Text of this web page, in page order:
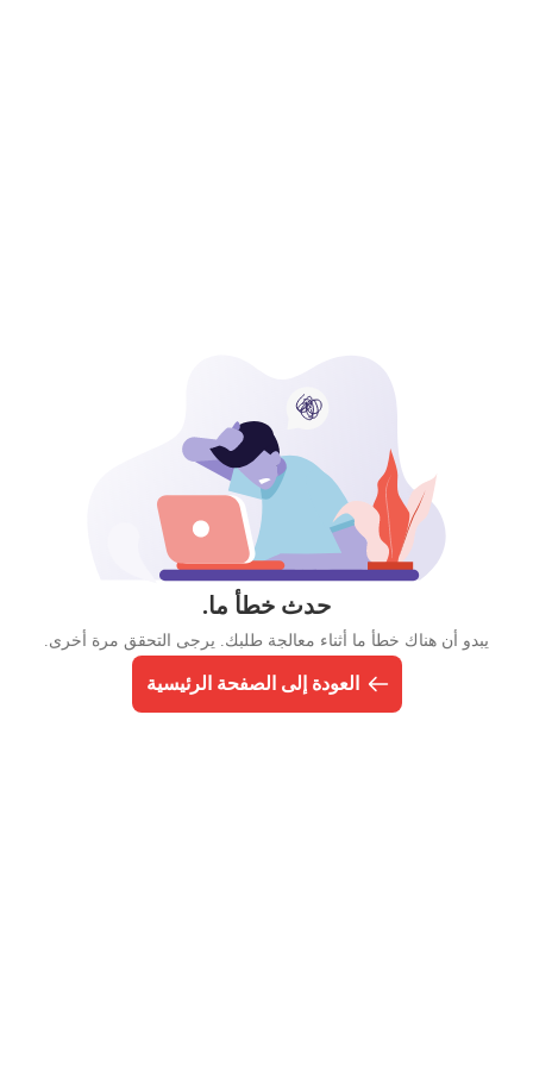
حدث خطأ ما.
يبدو أن هناك خطأ ما أثناء معالجة طلبك. يرجى التحقق مرة أخرى.
العودة إلى الصفحة الرئيسية